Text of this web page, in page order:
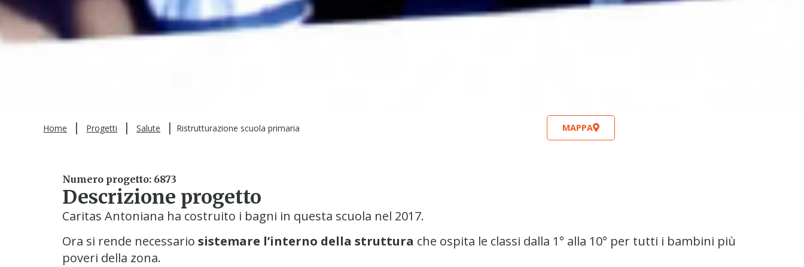
Home | Progetti | Salute | Ristrutturazione scuola primaria MAPPA
Numero progetto: 6873
Descrizione progetto
Caritas Antoniana ha costruito i bagni in questa scuola nel 2017.
Ora si rende necessario sistemare l’interno della struttura che ospita le classi dalla 1° alla 10° per tutti i bambini più
poveri della zona.